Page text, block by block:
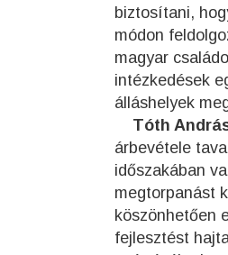
biztosítani,
módon
magyar
intézkedések
álláshelyek
Tóth
árbevétele
időszakában
megtorpanást
köszönhetően
fejlesztést